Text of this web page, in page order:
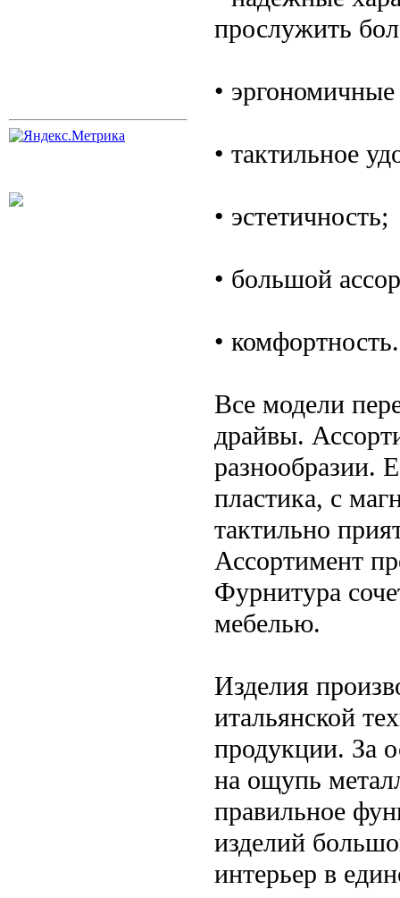
прослужить
•
• тактильное
• эстетичность;
• большой
• комфортность.
Все модели
драйвы.
разнообразии.
пластика, с
тактильно
Ассортимент
Фурнитура
мебелью.
Изделия
итальянской
продукции. За
на ощупь
правильное
изделий
интерьер в